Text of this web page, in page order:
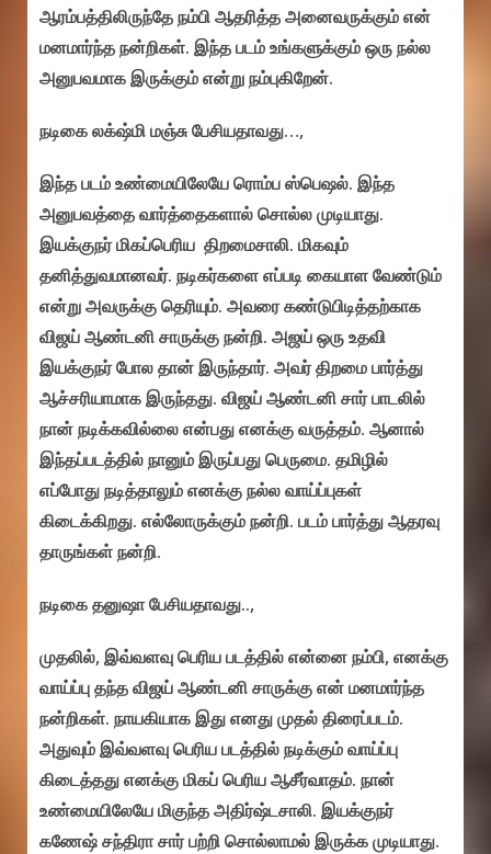
ஆரம்பத்திலிருந்தே நம்பி ஆதரித்த அனைவருக்கும் என்
மனமார்ந்த நன்றிகள். இந்த படம் உங்களுக்கும் ஒரு நல்ல
அனுபவமாக இருக்கும் என்று நம்புகிறேன்.
நடிகை லக்‌ஷ்மி மஞ்சு பேசியதாவது…,
இந்த படம் உண்மையிலேயே ரொம்ப ஸ்பெஷல். இந்த
அனுபவத்தை வார்த்தைகளால் சொல்ல முடியாது.
இயக்குநர் மிகப்பெரிய திறமைசாலி. மிகவும்
தனித்துவமானவர். நடிகர்களை எப்படி கையாள வேண்டும்
என்று அவருக்கு தெரியும். அவரை கண்டுபிடித்தற்காக
விஜய் ஆண்டனி சாருக்கு நன்றி. அஜய் ஒரு உதவி
இயக்குநர் போல தான் இருந்தார். அவர் திறமை பார்த்து
ஆச்சரியாமாக இருந்தது. விஜய் ஆண்டனி சார் பாடலில்
நான் நடிக்கவில்லை என்பது எனக்கு வருத்தம். ஆனால்
இந்தப்படத்தில் நானும் இருப்பது பெருமை. தமிழில்
எப்போது நடித்தாலும் எனக்கு நல்ல வாய்ப்புகள்
கிடைக்கிறது. எல்லோருக்கும் நன்றி. படம் பார்த்து ஆதரவு
தாருங்கள் நன்றி.
நடிகை தனுஷா பேசியதாவது..,
முதலில், இவ்வளவு பெரிய படத்தில் என்னை நம்பி, எனக்கு
வாய்ப்பு தந்த விஜய் ஆண்டனி சாருக்கு என் மனமார்ந்த
நன்றிகள். நாயகியாக இது எனது முதல் திரைப்படம்.
அதுவும் இவ்வளவு பெரிய படத்தில் நடிக்கும் வாய்ப்பு
கிடைத்தது எனக்கு மிகப் பெரிய ஆசீர்வாதம். நான்
உண்மையிலேயே மிகுந்த அதிர்ஷ்டசாலி. இயக்குநர்
கணேஷ் சந்திரா சார் பற்றி சொல்லாமல் இருக்க முடியாது.